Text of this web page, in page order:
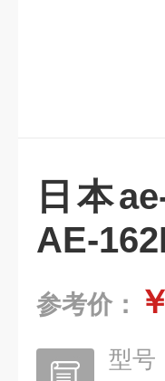
日本
AE-
参考价： ￥
型号